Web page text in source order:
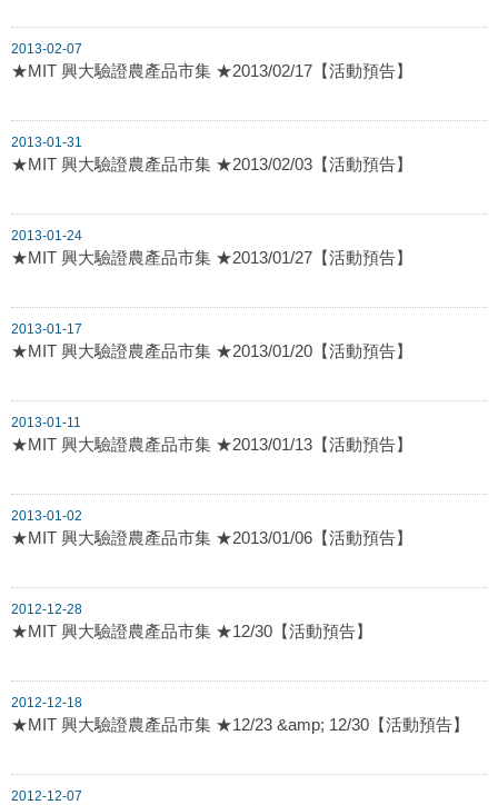
2013-02-07
★MIT 興大驗證農產品市集 ★2013/02/17【活動預告】
2013-01-31
★MIT 興大驗證農產品市集 ★2013/02/03【活動預告】
2013-01-24
★MIT 興大驗證農產品市集 ★2013/01/27【活動預告】
2013-01-17
★MIT 興大驗證農產品市集 ★2013/01/20【活動預告】
2013-01-11
★MIT 興大驗證農產品市集 ★2013/01/13【活動預告】
2013-01-02
★MIT 興大驗證農產品市集 ★2013/01/06【活動預告】
2012-12-28
★MIT 興大驗證農產品市集 ★12/30【活動預告】
2012-12-18
★MIT 興大驗證農產品市集 ★12/23 &amp; 12/30【活動預告】
2012-12-07